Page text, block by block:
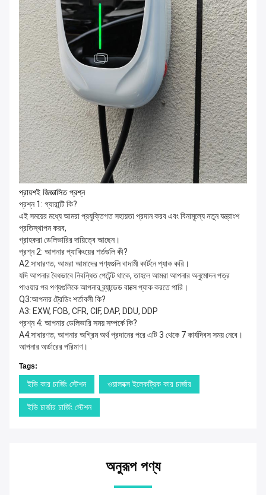
প্রায়শই জিজ্ঞাসিত প্রশ্ন
প্রশ্ন 1: গ্যারান্টি কি?
এই সময়ের মধ্যে আমরা প্রযুক্তিগত সহায়তা প্রদান করব এবং বিনামূল্যে নতুন যন্ত্রাংশ
প্রতিস্থাপন করব,
গ্রাহকরা ডেলিভারির দায়িত্বে আছেন।
প্রশ্ন 2: আপনার প্যাকিংয়ের শর্তগুলি কী?
A2:সাধারণত, আমরা আমাদের পণ্যগুলি বাদামী কার্টনে প্যাক করি।
যদি আপনার বৈধভাবে নিবন্ধিত পেটেন্ট থাকে, তাহলে আমরা আপনার অনুমোদন পত্র
পাওয়ার পর পণ্যগুলিকে আপনার ব্র্যান্ডেড বাক্সে প্যাক করতে পারি।
Q3:আপনার ট্রেডিং শর্তাবলী কি?
A3: EXW, FOB, CFR, CIF, DAP, DDU, DDP
প্রশ্ন 4: আপনার ডেলিভারি সময় সম্পর্কে কি?
A4:সাধারণত, আপনার অগ্রিম অর্থ প্রদানের পরে এটি 3 থেকে 7 কার্যদিবস সময় নেবে।
আপনার অর্ডারের পরিমাণ।
Tags:
ইভি কার চার্জিং স্টেশন ওয়ালবক্স ইলেকট্রিক কার চার্জার
ইভি চার্জার চার্জিং স্টেশন
অনুরূপ পণ্য